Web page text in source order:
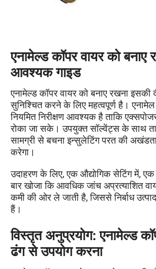
एनामेल्ड कॉपर वायर को
आवश्यक गाइड
एनामेल्ड कॉपर वायर को बनाए रखना इसकी
सुनिश्चित करने के लिए महत्वपूर्ण है।
नियमित निरीक्षण आवश्यक है ताकि
रोका जा सके। उपयुक्त सॉल्वेंट्स के साथ
सामग्री से बचना इन्सुलेटिंग परत की
करेगा।
उदाहरण के लिए, एक औद्योगिक सेटिंग में,
बार खोजा कि आवधिक जांच अप्रत्याशित
कमी की ओर ले जाती है, जिससे निर्बाध
हैं।
विस्तृत अनुप्रयोग: एनामेल्ड
ढंग से उपयोग करना